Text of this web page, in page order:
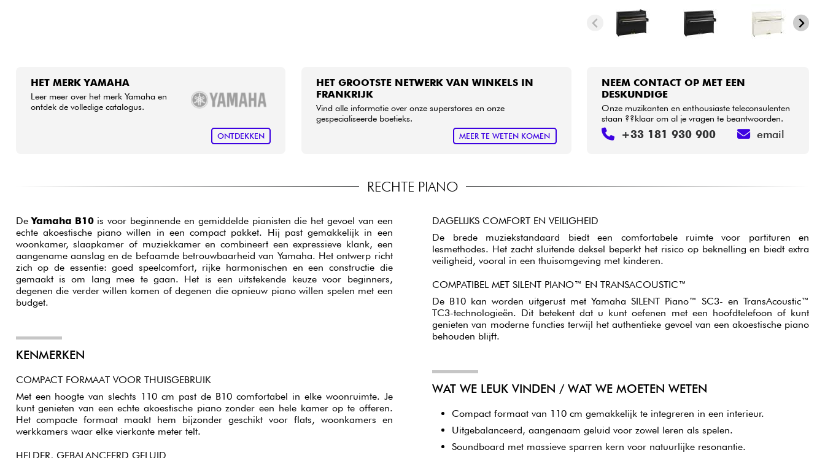
HET MERK YAMAHA
Leer meer over het merk Yamaha en
ontdek de volledige catalogus.
ONTDEKKEN
HET GROOTSTE NETWERK VAN WINKELS IN
FRANKRIJK
Vind alle informatie over onze superstores en onze
gespecialiseerde boetieks.
MEER TE WETEN KOMEN
NEEM CONTACT OP MET EEN
DESKUNDIGE
Onze muzikanten en enthousiaste teleconsulenten
staan ??klaar om al je vragen te beantwoorden.
+33 181 930 900 email
RECHTE PIANO
DeYamaha B10is voor beginnende en gemiddelde pianisten die het gevoel van een
echte akoestische piano willen in een compact pakket. Hij past gemakkelijk in een
woonkamer, slaapkamer of muziekkamer en combineert een expressieve klank, een
aangename aanslag en de befaamde betrouwbaarheid van Yamaha. Het ontwerp richt
zich op de essentie: goed speelcomfort, rijke harmonischen en een constructie die
gemaakt is om lang mee te gaan. Het is een uitstekende keuze voor beginners,
degenen die verder willen komen of degenen die opnieuw piano willen spelen met een
budget.
KENMERKEN
COMPACT FORMAAT VOOR THUISGEBRUIK
Met een hoogte van slechts 110 cm past de B10 comfortabel in elke woonruimte. Je
kunt genieten van een echte akoestische piano zonder een hele kamer op te offeren.
Het compacte formaat maakt hem bijzonder geschikt voor flats, woonkamers en
werkkamers waar elke vierkante meter telt.
HELDER, GEBALANCEERD GELUID
DAGELIJKS COMFORT EN VEILIGHEID
De brede muziekstandaard biedt een comfortabele ruimte voor partituren en
lesmethodes. Het zacht sluitende deksel beperkt het risico op beknelling en biedt extra
veiligheid, vooral in een thuisomgeving met kinderen.
COMPATIBEL MET SILENT PIANO™ EN TRANSACOUSTIC™
De B10 kan worden uitgerust met Yamaha SILENT Piano™ SC3- en TransAcoustic™
TC3-technologieën. Dit betekent dat u kunt oefenen met een hoofdtelefoon of kunt
genieten van moderne functies terwijl het authentieke gevoel van een akoestische piano
behouden blijft.
WAT WE LEUK VINDEN / WAT WE MOETEN WETEN
Compact formaat van 110 cm gemakkelijk te integreren in een interieur.
Uitgebalanceerd, aangenaam geluid voor zowel leren als spelen.
Soundboard met massieve sparren kern voor natuurlijke resonantie.